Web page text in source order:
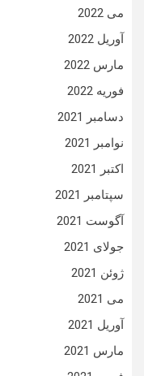
می 2022
آوریل 2022
مارس 2022
فوریه 2022
دسامبر 2021
نوامبر 2021
اکتبر 2021
سپتامبر 2021
آگوست 2021
جولای 2021
ژوئن 2021
می 2021
آوریل 2021
مارس 2021